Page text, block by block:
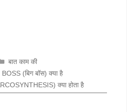
CATEGORIES
बात काम की
(बिग बॉस) क्या है
क्या होता है